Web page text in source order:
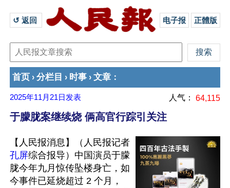
↺ 返回 电子报 正體版
首页 › 分栏目 › 时事 › 文章 ：
2025年11月21日 发表 人气： 64,115
于朦胧案继续烧 俩高官行踪引关注
【人民报消息】（人民报记者
孔屏综合报导）中国演员于朦
胧今年九月惊传坠楼身亡，如
今事件已延烧超过 2 个月，